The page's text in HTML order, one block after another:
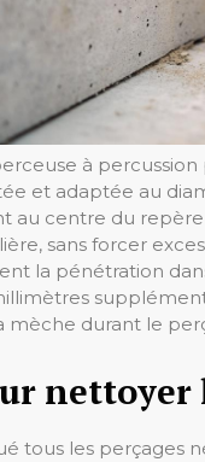
à
et adaptée au
au centre du
sans forcer
la pénétration
durant le
tous les perçages